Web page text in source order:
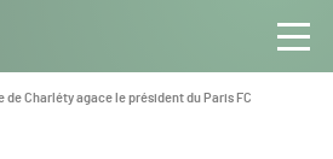
de Charléty agace le président du Paris FC